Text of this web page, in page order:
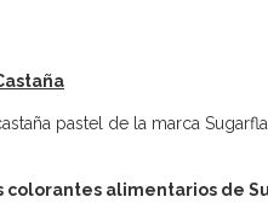
pastel de la marca
alimentarios de